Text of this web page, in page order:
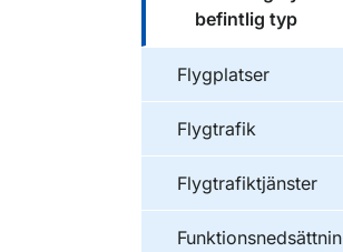
befintlig typ
Flygplatser
Flygtrafik
Flygtrafiktjänster
Funktionsnedsättnin